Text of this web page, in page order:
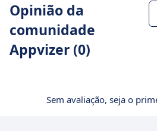
Opinião da
comunidade
Appvizer (0)
Sem avaliação, seja o